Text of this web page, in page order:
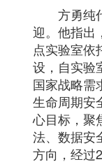
方勇纯代
迎。他指出
点实验室依
设，自实验
国家战略需
生命周期安
心目标，聚
法、数据安
方向，经过